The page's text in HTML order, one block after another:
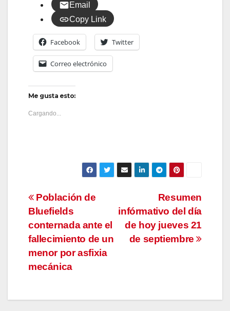
Email
Copy Link
Facebook Twitter
Correo electrónico
Me gusta esto:
Cargando...
Navegación
de
entradas
Resumen
infórmativo del día
de hoy jueves 21
de septiembre
Población de
Bluefields
conternada ante el
fallecimiento de un
menor por asfixia
mecánica